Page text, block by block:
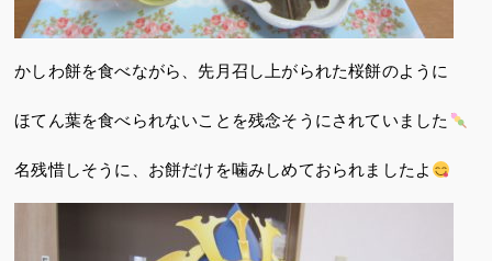
かしわ餅を食べながら、先月召し上がられた桜餅のように
ほてん葉を食べられないことを残念そうにされていました
名残惜しそうに、お餅だけを噛みしめておられましたよ